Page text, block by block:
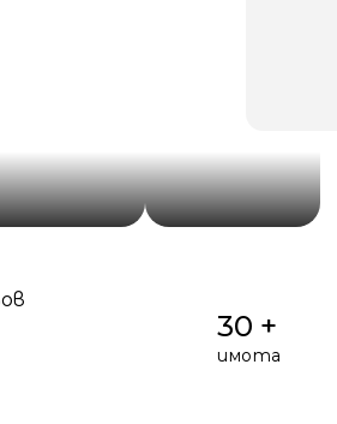
30 +
имота